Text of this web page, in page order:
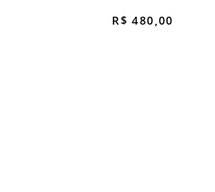
R$ 480,00